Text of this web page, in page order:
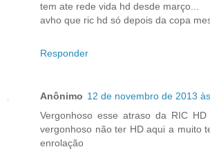
tem ate rede vida hd desde março...
avho que ric hd só depois da copa
Responder
Anônimo 12 de novembro de 2013
Vergonhoso esse atraso da RIC
vergonhoso não ter HD aqui a muito
enrolação